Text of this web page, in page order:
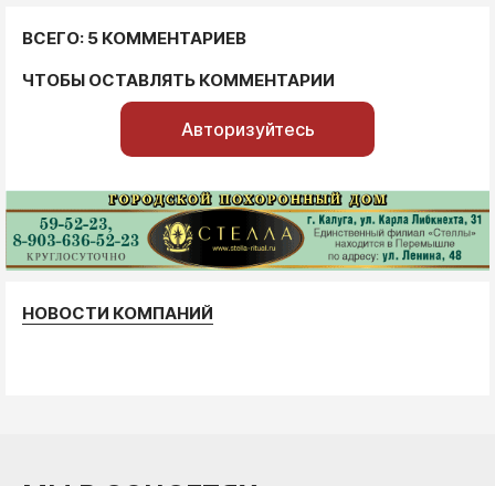
ВСЕГО: 5 КОММЕНТАРИЕВ
ЧТОБЫ ОСТАВЛЯТЬ КОММЕНТАРИИ
Авторизуйтесь
НОВОСТИ КОМПАНИЙ